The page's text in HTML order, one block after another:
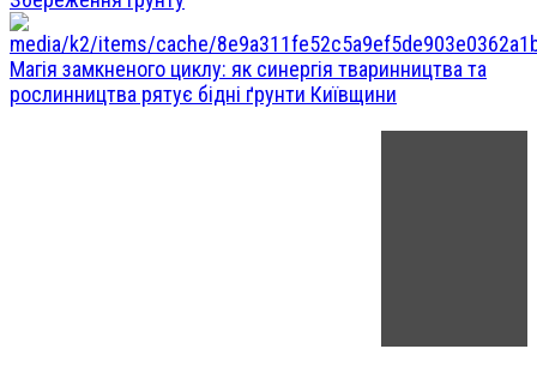
Магія замкненого циклу: як синергія тваринництва та
рослинництва рятує бідні ґрунти Київщини